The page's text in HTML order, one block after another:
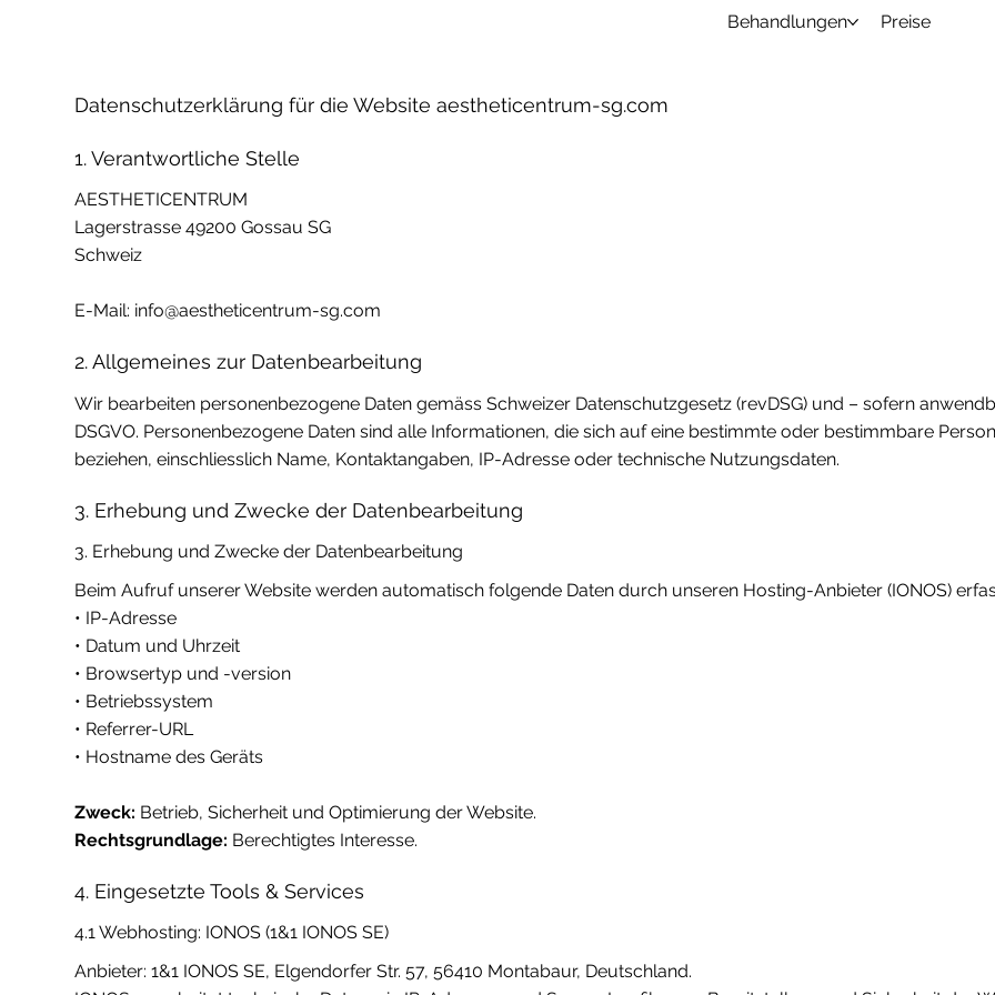
Behandlungen Preise
Datenschutzerklärung für die Website aestheticentrum-sg.com
1. Verantwortliche Stelle
AESTHETICENTRUM
Lagerstrasse 49200 Gossau SG
Schweiz
E-Mail: info@aestheticentrum-sg.com
2. Allgemeines zur Datenbearbeitung
Wir bearbeiten personenbezogene Daten gemäss Schweizer Datenschutzgesetz (revDSG) und – sofern
DSGVO. Personenbezogene Daten sind alle Informationen, die sich auf eine bestimmte oder bestimmbare
beziehen, einschliesslich Name, Kontaktangaben, IP-Adresse oder technische Nutzungsdaten.
3. Erhebung und Zwecke der Datenbearbeitung
3. Erhebung und Zwecke der Datenbearbeitung
Beim Aufruf unserer Website werden automatisch folgende Daten durch unseren Hosting-Anbieter (IONOS)
• IP-Adresse
• Datum und Uhrzeit
• Browsertyp und -version
• Betriebssystem
• Referrer-URL
• Hostname des Geräts
Zweck: Betrieb, Sicherheit und Optimierung der Website.
Rechtsgrundlage: Berechtigtes Interesse.
4. Eingesetzte Tools & Services
4.1 Webhosting: IONOS (1&1 IONOS SE)
Anbieter: 1&1 IONOS SE, Elgendorfer Str. 57, 56410 Montabaur, Deutschland.